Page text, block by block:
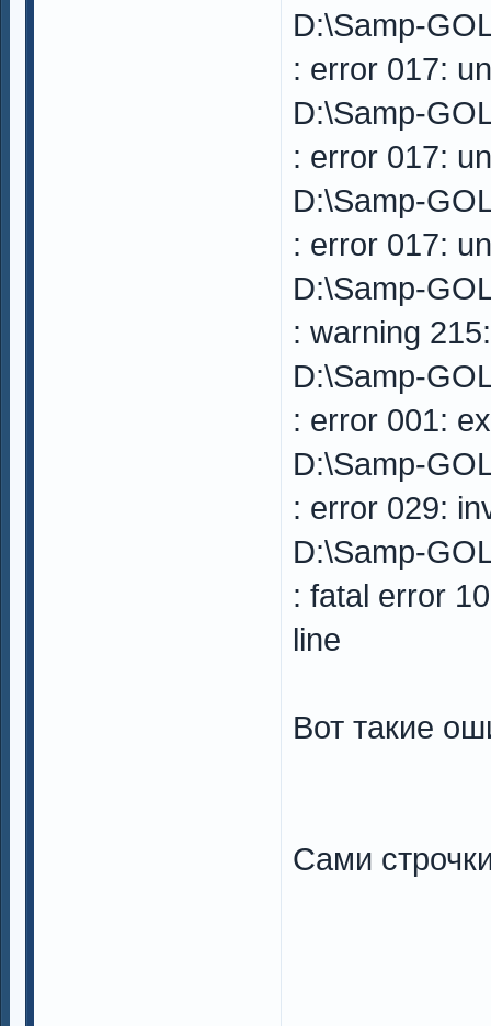
D:\Samp-
: error 017:
D:\Samp-
: error 017:
D:\Samp-
: error 017:
D:\Samp-
: warning
D:\Samp-
: error 001:
D:\Samp-
: error 029:
D:\Samp-
: fatal error
line
Вот такие
Сами